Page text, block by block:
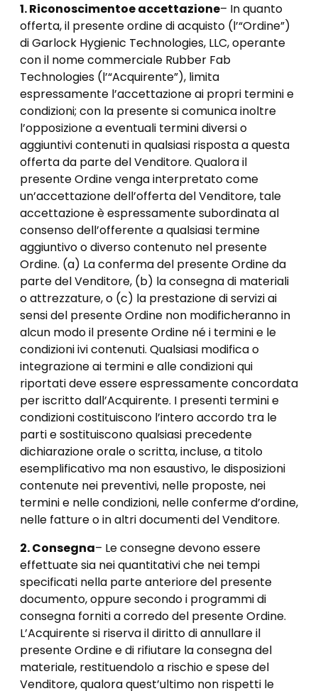
1. Riconoscimentoe accettazione– In quanto
offerta, il presente ordine di acquisto (l’“Ordine”)
di Garlock Hygienic Technologies, LLC, operante
con il nome commerciale Rubber Fab
Technologies (l’“Acquirente”), limita
espressamente l’accettazione ai propri termini e
condizioni; con la presente si comunica inoltre
l’opposizione a eventuali termini diversi o
aggiuntivi contenuti in qualsiasi risposta a questa
offerta da parte del Venditore. Qualora il
presente Ordine venga interpretato come
un’accettazione dell’offerta del Venditore, tale
accettazione è espressamente subordinata al
consenso dell’offerente a qualsiasi termine
aggiuntivo o diverso contenuto nel presente
Ordine. (a) La conferma del presente Ordine da
parte del Venditore, (b) la consegna di materiali
o attrezzature, o (c) la prestazione di servizi ai
sensi del presente Ordine non modificheranno in
alcun modo il presente Ordine né i termini e le
condizioni ivi contenuti. Qualsiasi modifica o
integrazione ai termini e alle condizioni qui
riportati deve essere espressamente concordata
per iscritto dall’Acquirente. I presenti termini e
condizioni costituiscono l’intero accordo tra le
parti e sostituiscono qualsiasi precedente
dichiarazione orale o scritta, incluse, a titolo
esemplificativo ma non esaustivo, le disposizioni
contenute nei preventivi, nelle proposte, nei
termini e nelle condizioni, nelle conferme d’ordine,
nelle fatture o in altri documenti del Venditore.
2. Consegna– Le consegne devono essere
effettuate sia nei quantitativi che nei tempi
specificati nella parte anteriore del presente
documento, oppure secondo i programmi di
consegna forniti a corredo del presente Ordine.
L’Acquirente si riserva il diritto di annullare il
presente Ordine e di rifiutare la consegna del
materiale, restituendolo a rischio e spese del
Venditore, qualora quest’ultimo non rispetti le